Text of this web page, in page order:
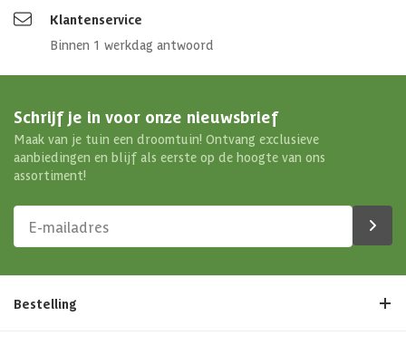
Dakoverstek
Materiaal dak Hout
Soort isolatie
Klantenservice
Binnen 1 werkdag antwoord
Schrijf je in voor onze nieuwsbrief
Maak van je tuin een droomtuin! Ontvang exclusieve
aanbiedingen en blijf als eerste op de hoogte van ons
assortiment!
Bestelling